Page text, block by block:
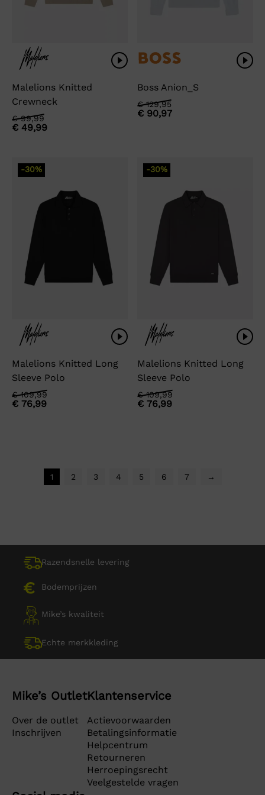
Malelions Knitted
Crewneck
€99,99
Oorspronkelijke
prijs
€ 49,99
Huidige
prijs
Boss Anion_S
€129,95
Oorspronkelijke
prijs
€ 90,97
Huidige
prijs
-30%
Malelions Knitted Long
Sleeve Polo
€109,99
Oorspronkelijke
prijs
€ 76,99
Huidige
prijs
-30%
Malelions Knitted Long
Sleeve Polo
€109,99
Oorspronkelijke
prijs
€ 76,99
Huidige
prijs
1 2 3 4 5 6 7 →
Razendsnelle levering
Bodemprijzen
Mike’s kwaliteit
Echte merkkleding
Mike’s Outlet
Over de outlet
Inschrijven
Klantenservice
Actievoorwaarden
Betalingsinformatie
Helpcentrum
Retourneren
Herroepingsrecht
Veelgestelde vragen